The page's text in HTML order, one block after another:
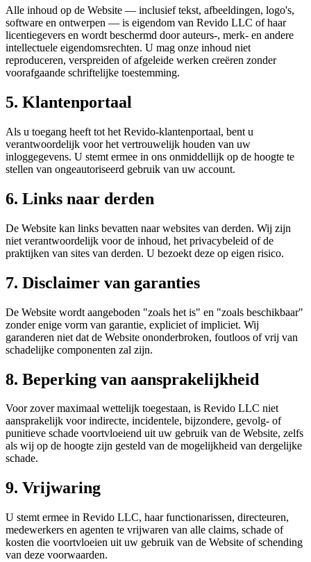
Alle inhoud op de Website — inclusief tekst, afbeeldingen, logo's,
software en ontwerpen — is eigendom van Revido LLC of haar
licentiegevers en wordt beschermd door auteurs-, merk- en andere
intellectuele eigendomsrechten. U mag onze inhoud niet
reproduceren, verspreiden of afgeleide werken creëren zonder
voorafgaande schriftelijke toestemming.
5. Klantenportaal
Als u toegang heeft tot het Revido-klantenportaal, bent u
verantwoordelijk voor het vertrouwelijk houden van uw
inloggegevens. U stemt ermee in ons onmiddellijk op de hoogte te
stellen van ongeautoriseerd gebruik van uw account.
6. Links naar derden
De Website kan links bevatten naar websites van derden. Wij zijn
niet verantwoordelijk voor de inhoud, het privacybeleid of de
praktijken van sites van derden. U bezoekt deze op eigen risico.
7. Disclaimer van garanties
De Website wordt aangeboden "zoals het is" en "zoals beschikbaar"
zonder enige vorm van garantie, expliciet of impliciet. Wij
garanderen niet dat de Website ononderbroken, foutloos of vrij van
schadelijke componenten zal zijn.
8. Beperking van aansprakelijkheid
Voor zover maximaal wettelijk toegestaan, is Revido LLC niet
aansprakelijk voor indirecte, incidentele, bijzondere, gevolg- of
punitieve schade voortvloeiend uit uw gebruik van de Website, zelfs
als wij op de hoogte zijn gesteld van de mogelijkheid van dergelijke
schade.
9. Vrijwaring
U stemt ermee in Revido LLC, haar functionarissen, directeuren,
medewerkers en agenten te vrijwaren van alle claims, schade of
kosten die voortvloeien uit uw gebruik van de Website of schending
van deze voorwaarden.